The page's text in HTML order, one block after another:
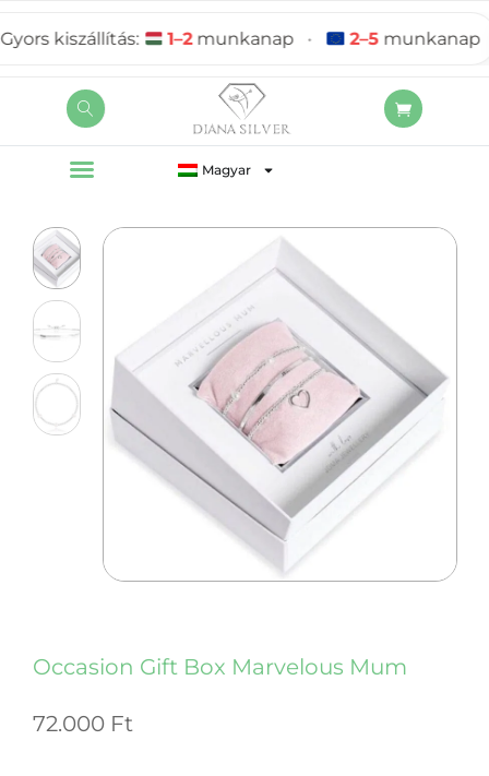
Magyar
kiszállítás: 1–2munkanap • 2–5 munkanap
Occasion Gift Box Marvelous Mum
72.000 Ft